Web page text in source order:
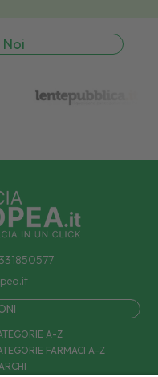
A-Z
FARMACI A-Z